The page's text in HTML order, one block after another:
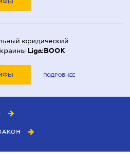
юридический
Liga:BOOK
ПОДРОБНЕЕ